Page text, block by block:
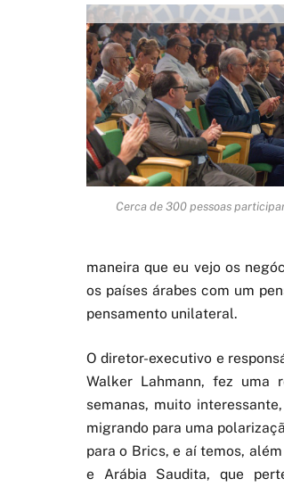
Cerca de 300 pessoas
maneira que eu vejo os
os países árabes com um
pensamento unilateral.
O diretor-executivo e
Walker Lahmann, fez uma
semanas, muito
migrando para uma
para o Brics, e aí temos,
e Arábia Saudita, que